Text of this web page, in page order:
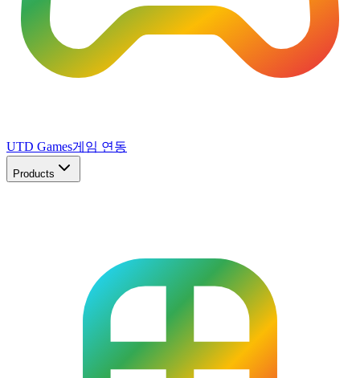
UTD Games게임 연동
Products